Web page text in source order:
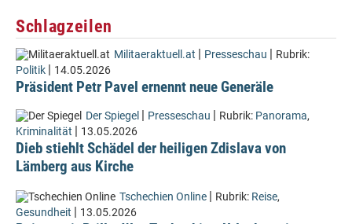
Schlagzeilen
Militaeraktuell.at | Presseschau | Rubrik:
Politik | 14.05.2026
Präsident Petr Pavel ernennt neue Generäle
Der Spiegel | Presseschau | Rubrik: Panorama,
Kriminalität | 13.05.2026
Dieb stiehlt Schädel der heiligen Zdislava von
Lämberg aus Kirche
Tschechien Online | Rubrik: Reise,
Gesundheit | 13.05.2026